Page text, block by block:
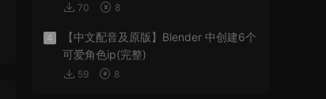
70 8
4
【中文配音及原版】Blender 中创建6个
可爱角色ip(完整)
59 8